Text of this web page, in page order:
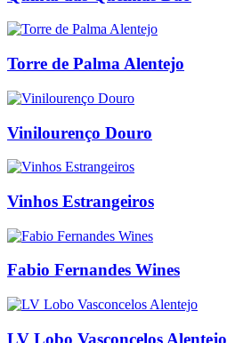
Torre de Palma Alentejo
Vinilourenço Douro
Vinhos Estrangeiros
Fabio Fernandes Wines
LV Lobo Vasconcelos Alentejo